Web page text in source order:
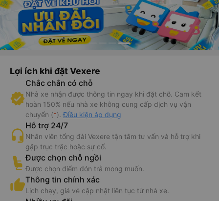
Lợi ích khi đặt Vexere
Chắc chắn có chỗ
Nhà xe nhận được thông tin ngay khi đặt chỗ. Cam kết
hoàn 150% nếu nhà xe không cung cấp dịch vụ vận
chuyển (*). Điều kiện áp dụng
Hỗ trợ 24/7
Nhân viên tổng đài Vexere tận tâm tư vấn và hỗ trợ khi
gặp trục trặc hoặc sự cố.
Được chọn chỗ ngồi
Được chọn điểm đón trả mong muốn.
Thông tin chính xác
Lịch chạy, giá vé cập nhật liên tục từ nhà xe.